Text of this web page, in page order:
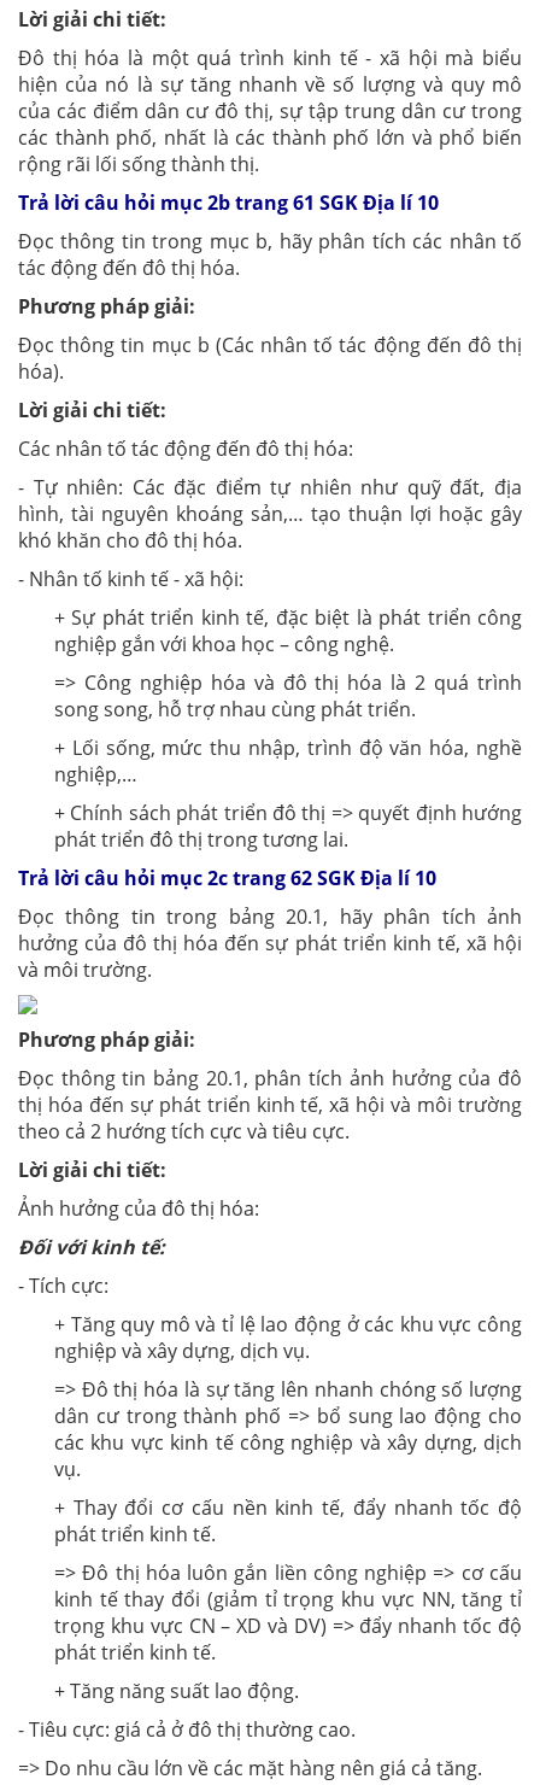
Lời giải chi tiết:
Đô thị hóa là một quá trình kinh tế - xã hội mà biểu
hiện của nó là sự tăng nhanh về số lượng và quy mô
của các điểm dân cư đô thị, sự tập trung dân cư trong
các thành phố, nhất là các thành phố lớn và phổ biến
rộng rãi lối sống thành thị.
Trả lời câu hỏi mục 2b trang 61 SGK Địa lí 10
Đọc thông tin trong mục b, hãy phân tích các nhân tố
tác động đến đô thị hóa.
Phương pháp giải:
Đọc thông tin mục b (Các nhân tố tác động đến đô thị
hóa).
Lời giải chi tiết:
Các nhân tố tác động đến đô thị hóa:
- Tự nhiên: Các đặc điểm tự nhiên như quỹ đất, địa
hình, tài nguyên khoáng sản,… tạo thuận lợi hoặc gây
khó khăn cho đô thị hóa.
- Nhân tố kinh tế - xã hội:
+ Sự phát triển kinh tế, đặc biệt là phát triển công
nghiệp gắn với khoa học – công nghệ.
=> Công nghiệp hóa và đô thị hóa là 2 quá trình
song song, hỗ trợ nhau cùng phát triển.
+ Lối sống, mức thu nhập, trình độ văn hóa, nghề
nghiệp,…
+ Chính sách phát triển đô thị => quyết định hướng
phát triển đô thị trong tương lai.
Trả lời câu hỏi mục 2c trang 62 SGK Địa lí 10
Đọc thông tin trong bảng 20.1, hãy phân tích ảnh
hưởng của đô thị hóa đến sự phát triển kinh tế, xã hội
và môi trường.
Phương pháp giải:
Đọc thông tin bảng 20.1, phân tích ảnh hưởng của đô
thị hóa đến sự phát triển kinh tế, xã hội và môi trường
theo cả 2 hướng tích cực và tiêu cực.
Lời giải chi tiết:
Ảnh hưởng của đô thị hóa:
Đối với kinh tế:
- Tích cực:
+ Tăng quy mô và tỉ lệ lao động ở các khu vực công
nghiệp và xây dựng, dịch vụ.
=> Đô thị hóa là sự tăng lên nhanh chóng số lượng
dân cư trong thành phố => bổ sung lao động cho
các khu vực kinh tế công nghiệp và xây dựng, dịch
vụ.
+ Thay đổi cơ cấu nền kinh tế, đẩy nhanh tốc độ
phát triển kinh tế.
=> Đô thị hóa luôn gắn liền công nghiệp => cơ cấu
kinh tế thay đổi (giảm tỉ trọng khu vực NN, tăng tỉ
trọng khu vực CN – XD và DV) => đẩy nhanh tốc độ
phát triển kinh tế.
+ Tăng năng suất lao động.
- Tiêu cực: giá cả ở đô thị thường cao.
=> Do nhu cầu lớn về các mặt hàng nên giá cả tăng.